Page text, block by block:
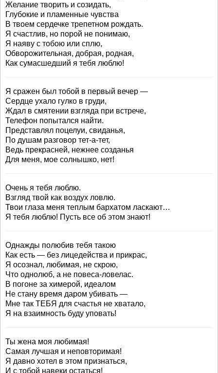
Желание творить и созидать,
Глубокие и пламенные чувства
В твоем сердечке трепетном рождать.
Я счастлив, но порой не понимаю,
Я наяву с тобою или сплю,
Обворожительная, добрая, родная,
Как сумасшедший я тебя люблю!
Я сражен был тобой в первый вечер —
Сердце ухало гулко в груди,
Ждал в смятении взгляда при встрече,
Телефон попытался найти.
Представлял поцелуи, свиданья,
По душам разговор тет-а-тет,
Ведь прекрасней, нежнее созданья
Для меня, мое солнышко, нет!
Очень я тебя люблю.
Взгляд твой как воздух ловлю.
Твои глаза меня теплым бархатом ласкают…
Я тебя люблю! Пусть все об этом знают!
Однажды полюбив тебя такою
Как есть — без лицедейства и прикрас,
Я осознал, любимая, не скрою,
Что однолюб, а не повеса-ловелас.
В погоне за химерой, идеалом
Не стану время даром убивать —
Мне так ТЕБЯ для счастья не хватало,
Я на взаимность буду уповать!
Ты жена моя любимая!
Самая лучшая и неповторимая!
Я давно хотел в этом признаться,
И с тобой навеки остаться!